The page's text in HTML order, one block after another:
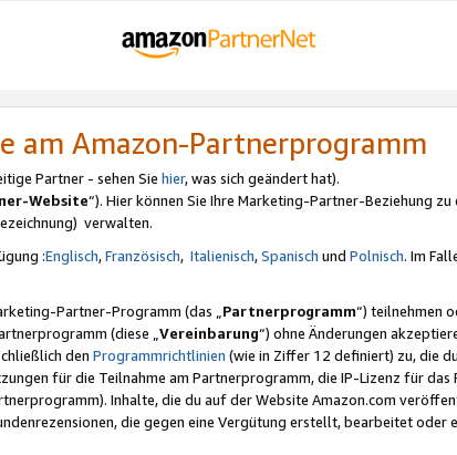
am Amazon-Partnerprogramm
Partner - sehen Sie hier, was sich geändert hat).
Website“). Hier können Sie Ihre Marketing-Partner-Beziehung zu
verwalten.
:Englisch,Französisch, Italienisch,Spanisch und Polnisch. Im
Partner-Programm (das „Partnerprogramm“) teilnehmen
(diese „Vereinbarung“) ohne Änderungen
den Programmrichtlinien (wie in Ziffer 12 definiert) zu, die
für die Teilnahme am Partnerprogramm, die IP-Lizenz für
Inhalte, die du auf der Website Amazon.com
die gegen eine Vergütung erstellt, bearbeitet